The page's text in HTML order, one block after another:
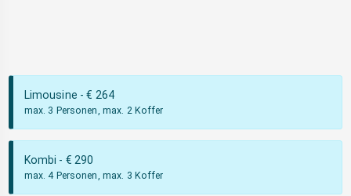
Limousine - € 264
max. 3 Personen, max. 2 Koffer
Kombi - € 290
max. 4 Personen, max. 3 Koffer